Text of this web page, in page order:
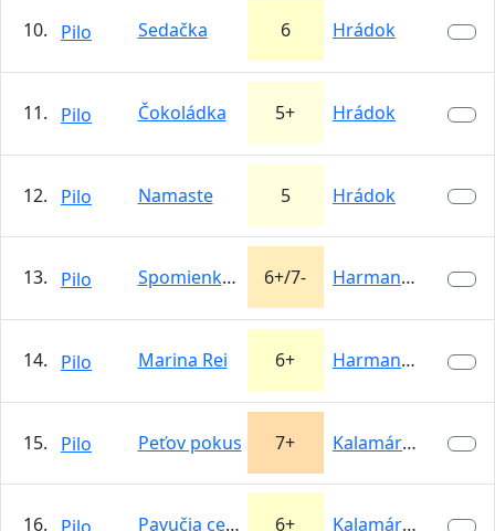
10. Pilo Sedačka 6 Hrádok
11. Pilo Čokoládka 5+ Hrádok
12. Pilo Namaste 5 Hrádok
13. Pilo Spomienka na Eiger 6+/7- Harmanecká…
14. Pilo Marina Rei 6+ Harmanecká…
15. Pilo Peťov pokus 7+ Kalamárka
16. Pavučia cesta 6+ Kalamárka